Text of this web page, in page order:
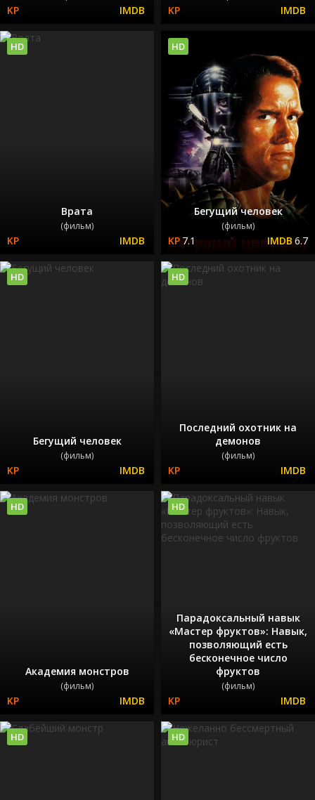
Врата
(фильм)
HD
Бегущий человек
(фильм)
7.1 6.7
HD
Бегущий человек
(фильм)
HD
Последний охотник на
демонов
(фильм)
HD
Академия монстров
(фильм)
HD
Парадоксальный навык
«Мастер фруктов»: Навык,
позволяющий есть
бесконечное число
фруктов
(фильм)
HD
HD HD